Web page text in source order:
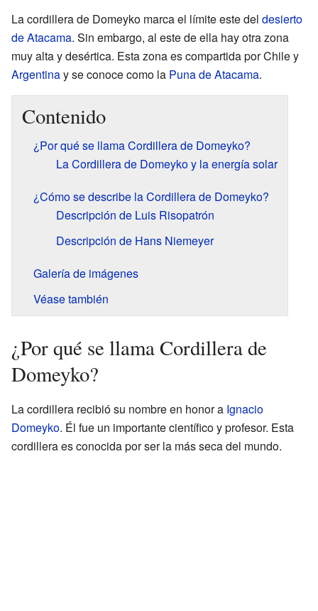
La cordillera de Domeyko marca el límite este del desierto
de Atacama. Sin embargo, al este de ella hay otra zona
muy alta y desértica. Esta zona es compartida por Chile y
Argentinay se conoce como la Puna de Atacama.
Contenido
¿Por qué se llama Cordillera de Domeyko?
La Cordillera de Domeyko y la energía solar
¿Cómo se describe la Cordillera de Domeyko?
Descripción de Luis Risopatrón
Descripción de Hans Niemeyer
Galería de imágenes
Véase también
¿Por qué se llama Cordillera de
Domeyko?
La cordillera recibió su nombre en honor a Ignacio
Domeyko. Él fue un importante científico y profesor. Esta
cordillera es conocida por ser la más seca del mundo.